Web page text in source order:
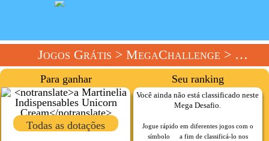
Jogos Grátis > MegaChallenge > MegaChallenge Da Semana
Para ganhar
Todas as dotações
Seu ranking
Você ainda não está classificado neste
Mega Desafio.
Jogue rápido em diferentes jogos com o
símbolo
a fim de classificá-lo nos